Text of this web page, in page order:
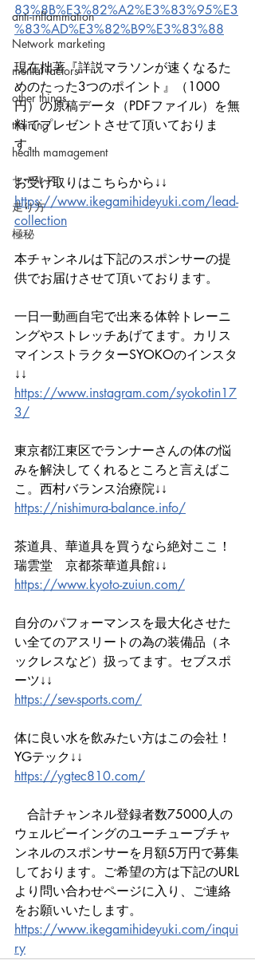
anti-inflammation
Network marketing
mental factors
other things
training
health mamagement
セールス
走り方
極秘
83%8B%E3%82%A2%E3%83%95%E3
%83%AD%E3%82%B9%E3%83%88
現在拙著『詳説マラソンが速くなるた
めのたった3つのポイント』（1000
円）の原稿データ（PDFファイル）を無
料でプレゼントさせて頂いておりま
す。
お受け取りはこちらから↓↓
https://www.ikegamihideyuki.com/lead-
collection
本チャンネルは下記のスポンサーの提
供でお届けさせて頂いております。
一日一動画自宅で出来る体幹トレーニ
ングやストレッチあげてます。カリス
マインストラクターSYOKOのインスタ
↓↓
https://www.instagram.com/syokotin17
3/
東京都江東区でランナーさんの体の悩
みを解決してくれるところと言えばこ
こ。西村バランス治療院↓↓
https://nishimura-balance.info/
茶道具、華道具を買うなら絶対ここ！
瑞雲堂　京都茶華道具館↓↓
https://www.kyoto-zuiun.com/
自分のパフォーマンスを最大化させた
い全てのアスリートの為の装備品（ネ
ックレスなど）扱ってます。セブスポ
ーツ↓↓
https://sev-sports.com/
体に良い水を飲みたい方はこの会社！
YGテック↓↓
https://ygtec810.com/
合計チャンネル登録者数75000人の
ウェルビーイングのユーチューブチャ
ンネルのスポンサーを月額5万円で募集
しております。ご希望の方は下記のURL
より問い合わせページに入り、ご連絡
をお願いいたします。
https://www.ikegamihideyuki.com/inqui
ry